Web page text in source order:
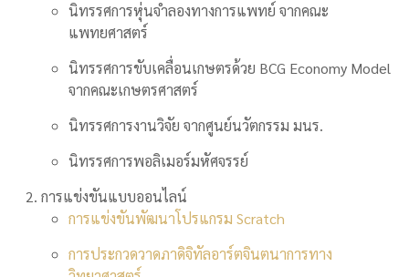
นิทรรศการหุ่นจำลองทางการแพทย์ จากคณะ
แพทยศาสตร์
นิทรรศการขับเคลื่อนเกษตรด้วย BCG Economy Model
จากคณะเกษตรศาสตร์
นิทรรศการงานวิจัย จากศูนย์นวัตกรรม มนร.
นิทรรศการพอลิเมอร์มหัศจรรย์
การแข่งขันแบบออนไลน์
การแข่งขันพัฒนาโปรแกรม Scratch
การประกวดวาดภาดิจิทัลอาร์ตจินตนาการทาง